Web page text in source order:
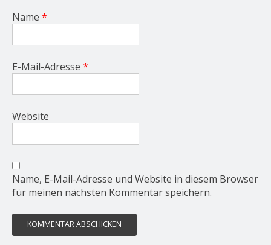
Name *
E-Mail-Adresse *
Website
Name, E-Mail-Adresse und Website in diesem Browser
für meinen nächsten Kommentar speichern.